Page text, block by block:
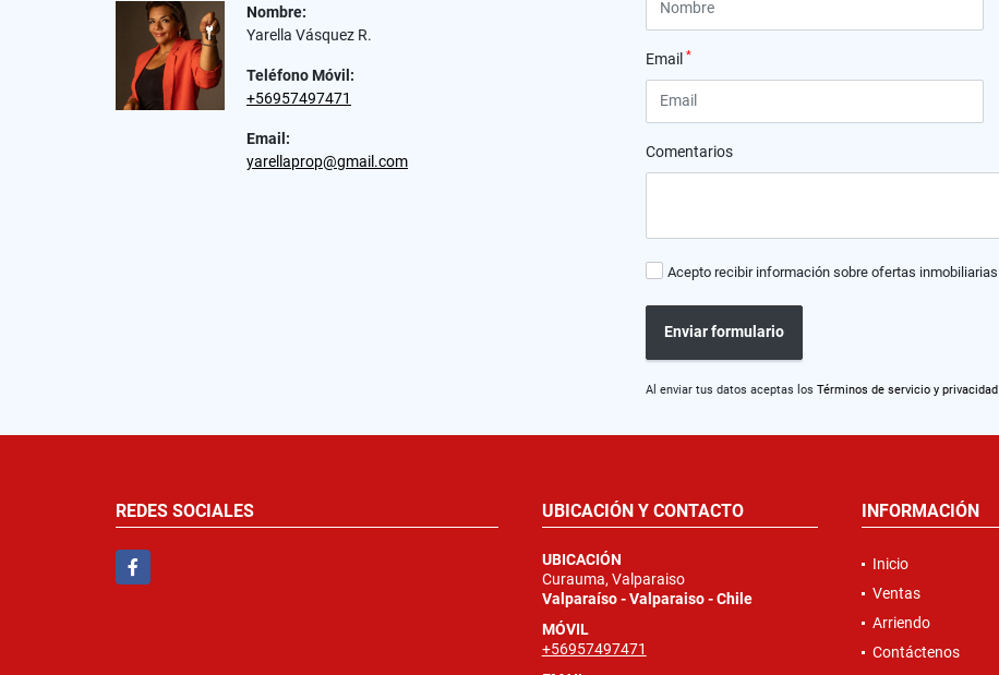
Nombre:
Yarella Vásquez R.
Teléfono Móvil:
+56957497471
Email:
yarellaprop@gmail.com
Email *
Comentarios
Acepto recibir información sobre ofertas inmobiliarias
Enviar formulario
Al enviar tus datos aceptas los Términos de servicio y privacidad
REDES SOCIALES
Facebook
UBICACIÓN Y CONTACTO
UBICACIÓN
Curauma, Valparaiso
Valparaíso - Valparaiso - Chile
MÓVIL
+56957497471
INFORMACIÓN
Inicio
Ventas
Arriendo
Contáctenos